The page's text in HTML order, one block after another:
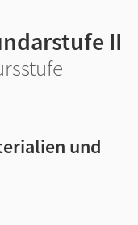
II
und